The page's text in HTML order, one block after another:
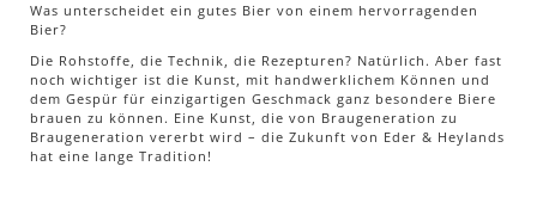
Was unterscheidet ein gutes Bier von einem hervorragenden
Bier?
Die Rohstoffe, die Technik, die Rezepturen? Natürlich. Aber fast
noch wichtiger ist die Kunst, mit handwerklichem Können und
dem Gespür für einzigartigen Geschmack ganz besondere Biere
brauen zu können. Eine Kunst, die von Braugeneration zu
Braugeneration vererbt wird – die Zukunft von Eder & Heylands
hat eine lange Tradition!